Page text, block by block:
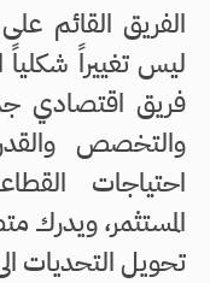
الفريق القائم على
ليس تغييراً شكلياً
فريق اقتصادي
والتخصص
احتياجات
المستثمر، ويدرك
تحويل التحديات